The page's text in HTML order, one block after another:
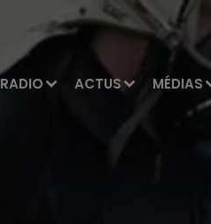
RADIO ACTUS MÉDIAS